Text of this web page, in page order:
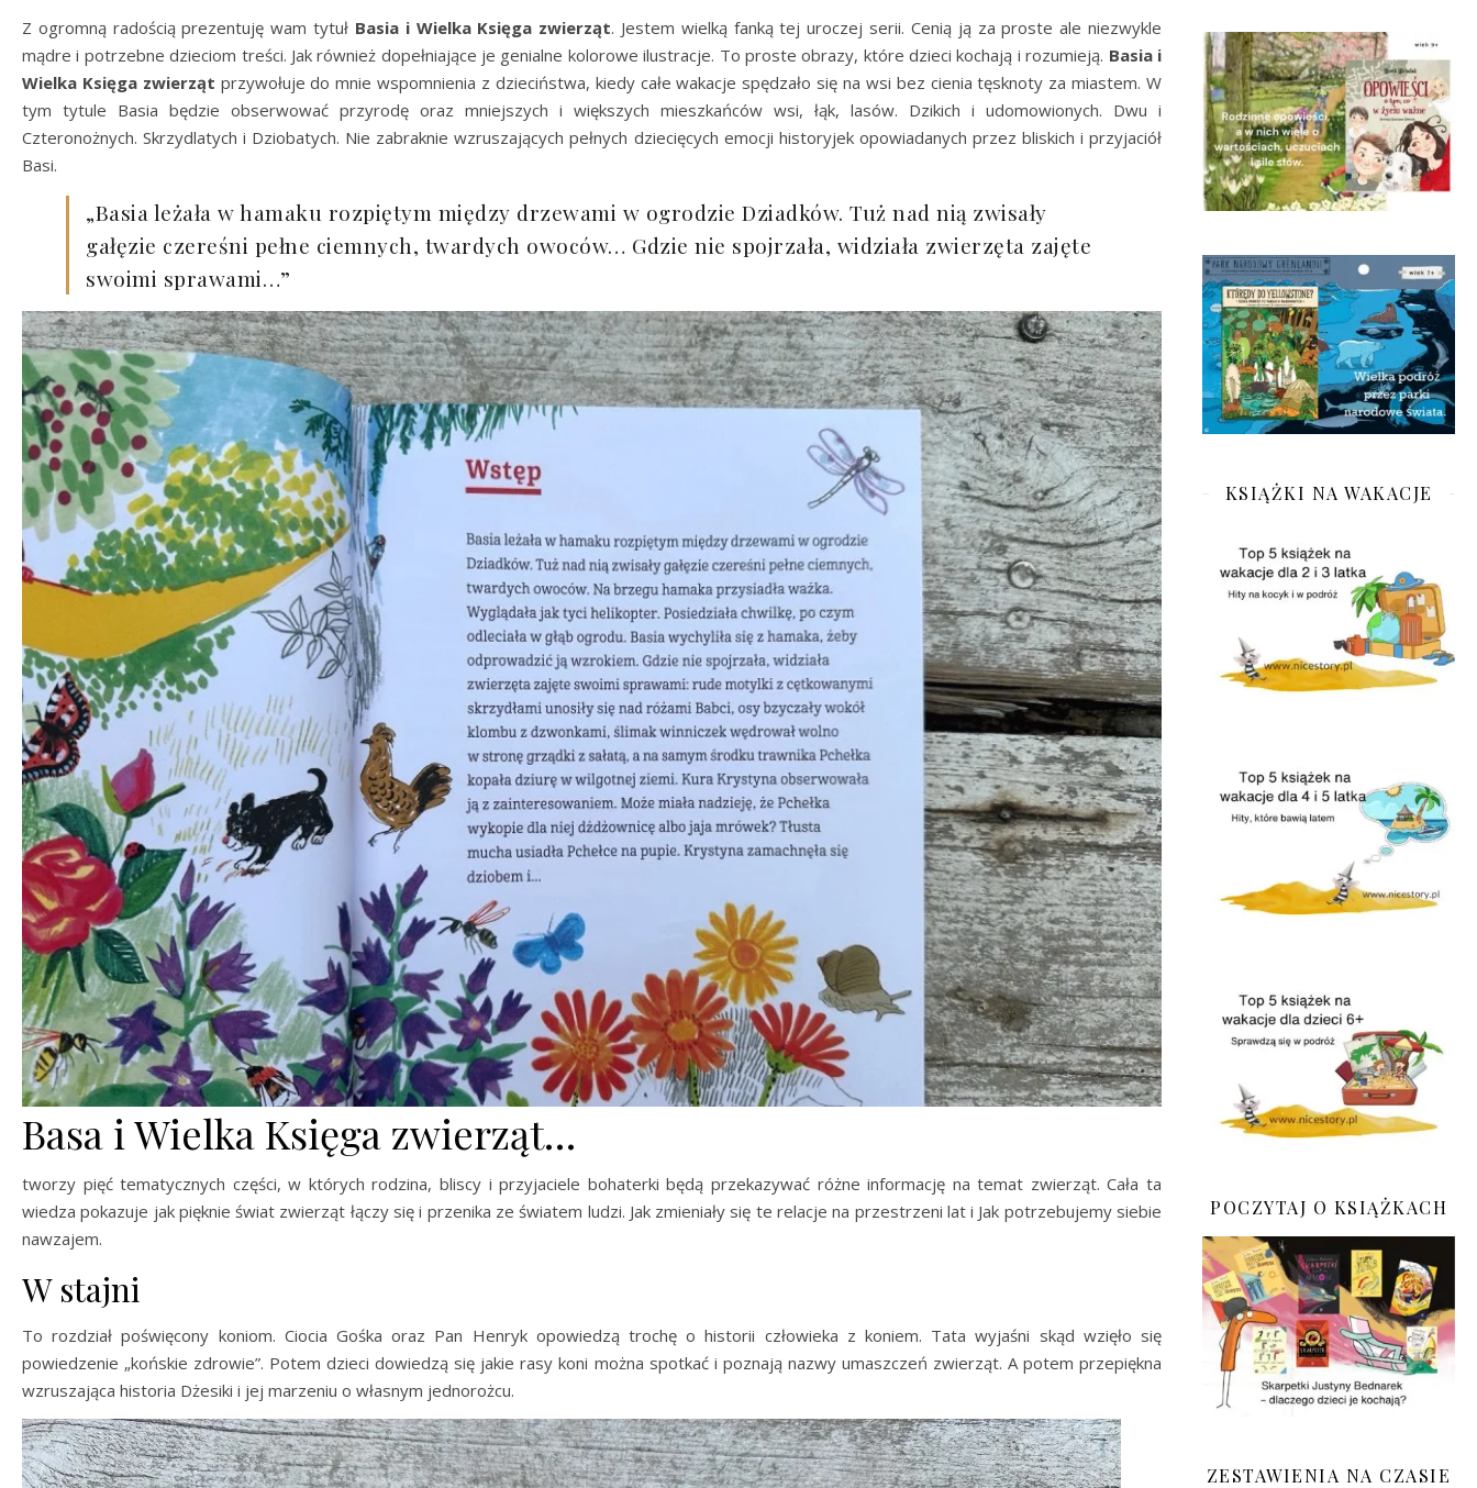
Z ogromną radością prezentuję wam tytuł Basia i Wielka Księga zwierząt. Jestem wielką fanką tej uroczej serii. Cenią ją za proste ale niezwykle
mądre i potrzebne dzieciom treści. Jak również dopełniające je genialne kolorowe ilustracje. To proste obrazy, które dzieci kochają i rozumieją. Basia i
Wielka Księga zwierząt przywołuje do mnie wspomnienia z dzieciństwa, kiedy całe wakacje spędzało się na wsi bez cienia tęsknoty za miastem. W
tym tytule Basia będzie obserwować przyrodę oraz mniejszych i większych mieszkańców wsi, łąk, lasów. Dzikich i udomowionych. Dwu i
Czteronożnych. Skrzydlatych i Dziobatych. Nie zabraknie wzruszających pełnych dziecięcych emocji historyjek opowiadanych przez bliskich i przyjaciół
Basi.
„Basia leżała w hamaku rozpiętym między drzewami w ogrodzie Dziadków. Tuż nad nią zwisały
gałęzie czereśni pełne ciemnych, twardych owoców… Gdzie nie spojrzała, widziała zwierzęta zajęte
swoimi sprawami…”
Basa i Wielka Księga zwierząt…
tworzy pięć tematycznych części, w których rodzina, bliscy i przyjaciele bohaterki będą przekazywać różne informację na temat zwierząt. Cała ta
wiedza pokazuje jak pięknie świat zwierząt łączy się i przenika ze światem ludzi. Jak zmieniały się te relacje na przestrzeni lat i Jak potrzebujemy siebie
nawzajem.
W stajni
To rozdział poświęcony koniom. Ciocia Gośka oraz Pan Henryk opowiedzą trochę o historii człowieka z koniem. Tata wyjaśni skąd wzięło się
powiedzenie „końskie zdrowie”. Potem dzieci dowiedzą się jakie rasy koni można spotkać i poznają nazwy umaszczeń zwierząt. A potem przepiękna
wzruszająca historia Dżesiki i jej marzeniu o własnym jednorożcu.
KSIĄŻKI NA WAKACJE
POCZYTAJ O KSIĄŻKACH
ZESTAWIENIA NA CZASIE